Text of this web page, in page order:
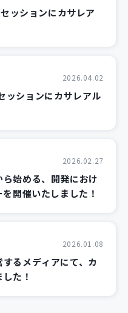
ッションにカサレア
2026.04.02
ッションにカサレアル
2026.02.27
ら始める、開発におけ
開催いたしました！
2026.01.08
るメディアにて、カ
た！